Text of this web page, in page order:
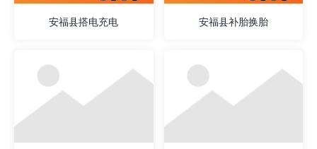
安福县搭电充电 安福县补胎换胎